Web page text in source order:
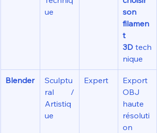
ue
son
filamen
t
3D tech
nique
Blender
Sculptu
ral /
Artistiq
ue
Expert
Export
OBJ
haute
résoluti
on